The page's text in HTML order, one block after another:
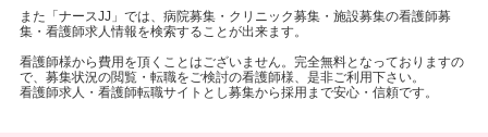
また「ナースJJ」では、病院募集・クリニック募集・施設募集の看護師募
集・看護師求人情報を検索することが出来ます。
看護師様から費用を頂くことはございません。完全無料となっておりますの
で、募集状況の閲覧・転職をご検討の看護師様、是非ご利用下さい。
看護師求人・看護師転職サイトとし募集から採用まで安心・信頼です。